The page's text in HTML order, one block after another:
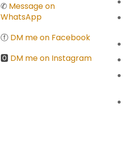
✆ Message on
WhatsApp
ⓕ DM me on Facebook
🅾 DM me on Instagram